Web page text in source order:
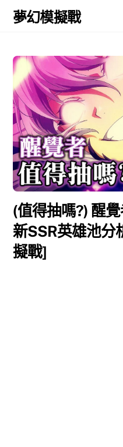
Skip
夢幻模擬戰
(值得抽嗎?) 醒
新SSR英雄池分
擬戰]